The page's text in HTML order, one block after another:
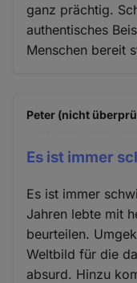
ganz prächtig.
authentisches
Menschen bereit
Peter (nicht
Es ist immer
Es ist immer
Jahren lebte mit
beurteilen.
Weltbild für die
absurd. Hinzu